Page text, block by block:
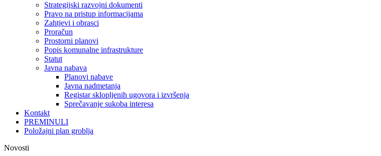
Strategijski razvojni dokumenti
Pravo na pristup informacijama
Zahtjevi i obrasci
Proračun
Prostorni planovi
Popis komunalne infrastrukture
Statut
Javna nabava
Planovi nabave
Javna nadmetanja
Registar sklopljenih ugovora i izvršenja
Sprečavanje sukoba interesa
Kontakt
PREMINULI
Položajni plan groblja
Novosti